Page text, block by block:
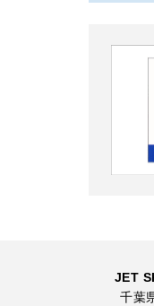
JET
千葉